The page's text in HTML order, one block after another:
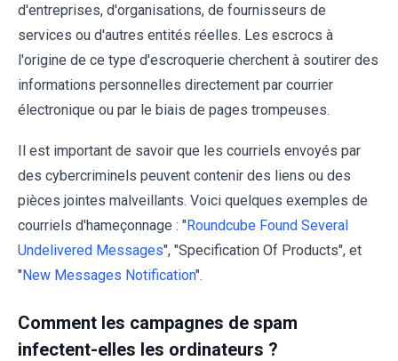
d'entreprises, d'organisations, de fournisseurs de
services ou d'autres entités réelles. Les escrocs à
l'origine de ce type d'escroquerie cherchent à soutirer des
informations personnelles directement par courrier
électronique ou par le biais de pages trompeuses.
Il est important de savoir que les courriels envoyés par
des cybercriminels peuvent contenir des liens ou des
pièces jointes malveillants. Voici quelques exemples de
courriels d'hameçonnage : "Roundcube Found Several
Undelivered Messages", "Specification Of Products", et
"New Messages Notification".
Comment les campagnes de spam
infectent-elles les ordinateurs ?